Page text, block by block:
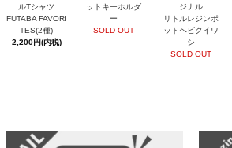
ルTシャツ
FUTABA FAVORI
TES(2種)
2,200円(内税)
ットキーホルダ
ー
SOLD OUT
ジナル
リトルレジンポ
ットヘビクイワ
シ
SOLD OUT